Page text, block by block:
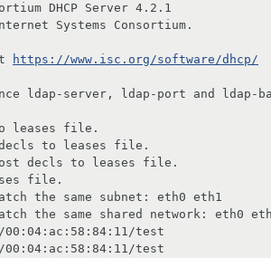
DHCP Server 4.2.1
Systems Consortium.
https://www.isc.org/software/dhcp/
ldap-server, ldap-port and
leases file.
decls to leases file.
decls to leases file.
file.
the same subnet: eth0 eth1
the same shared network: eth0
00:04:ac:58:84:11/test
00:04:ac:58:84:11/test